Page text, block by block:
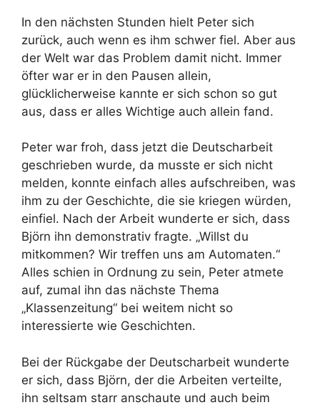
In den nächsten Stunden hielt Peter sich
zurück, auch wenn es ihm schwer fiel. Aber aus
der Welt war das Problem damit nicht. Immer
öfter war er in den Pausen allein,
glücklicherweise kannte er sich schon so gut
aus, dass er alles Wichtige auch allein fand.
Peter war froh, dass jetzt die Deutscharbeit
geschrieben wurde, da musste er sich nicht
melden, konnte einfach alles aufschreiben, was
ihm zu der Geschichte, die sie kriegen würden,
einfiel. Nach der Arbeit wunderte er sich, dass
Björn ihn demonstrativ fragte. „Willst du
mitkommen? Wir treffen uns am Automaten.“
Alles schien in Ordnung zu sein, Peter atmete
auf, zumal ihn das nächste Thema
„Klassenzeitung“ bei weitem nicht so
interessierte wie Geschichten.
Bei der Rückgabe der Deutscharbeit wunderte
er sich, dass Björn, der die Arbeiten verteilte,
ihn seltsam starr anschaute und auch beim